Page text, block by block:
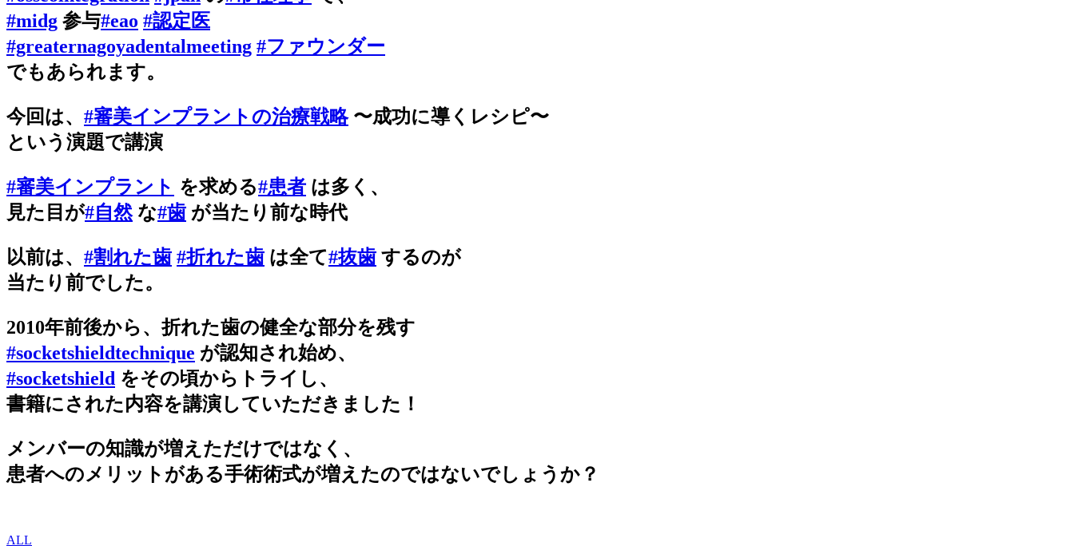
#midg 参与#eao #認定医
#greaternagoyadentalmeeting #ファウンダー
でもあられます。
今回は、 #審美インプラントの治療戦略〜成功に導くレシピ〜
という演題で講演
#審美インプラント を求める#患者 は多く、
見た目が#自然な#歯 が当たり前な時代
以前は、 #割れた歯 #折れた歯 は全て#抜歯 するのが
当たり前でした。
2010年前後から、折れた歯の健全な部分を残す
#socketshieldtechnique が認知され始め、
#socketshield をその頃からトライし、
書籍にされた内容を講演していただきました！
メンバーの知識が増えただけではなく、
患者へのメリットがある手術術式が増えたのではないでしょうか？
ALL